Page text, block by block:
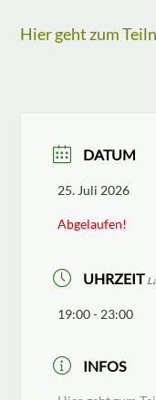
Hier geht zum
DATUM
25. Juli 2026
Abgelaufen!
UHRZEIT
19:00 - 23:00
INFOS